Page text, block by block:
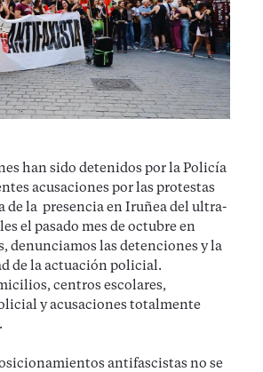
han sido detenidos por la Policía
acusaciones por las protestas
de la presencia en Iruñea del ultra-
el pasado mes de octubre en
denunciamos las detenciones y la
de la actuación policial.
centros escolares,
y acusaciones totalmente
antifascistas no se